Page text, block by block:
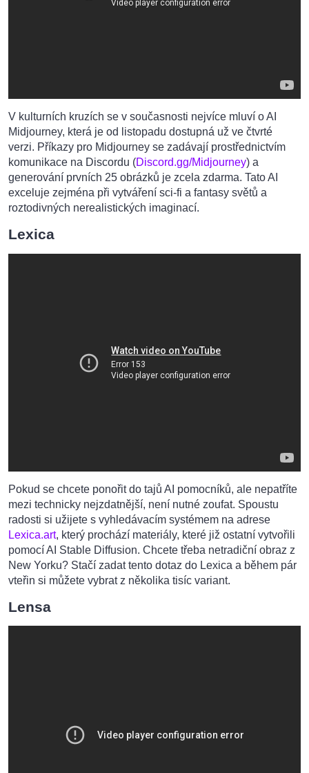
V kulturních kruzích se v současnosti nejvíce mluví o AI
Midjourney, která je od listopadu dostupná už ve čtvrté
verzi. Příkazy pro Midjourney se zadávají prostřednictvím
komunikace na Discordu (Discord.gg/Midjourney) a
generování prvních 25 obrázků je zcela zdarma. Tato AI
exceluje zejména při vytváření sci-fi a fantasy světů a
roztodivných nerealistických imaginací.
Lexica
Pokud se chcete ponořit do tajů AI pomocníků, ale nepatříte
mezi technicky nejzdatnější, není nutné zoufat. Spoustu
radosti si užijete s vyhledávacím systémem na adrese
Lexica.art, který prochází materiály, které již ostatní vytvořili
pomocí AI Stable Diffusion. Chcete třeba netradiční obraz z
New Yorku? Stačí zadat tento dotaz do Lexica a během pár
vteřin si můžete vybrat z několika tisíc variant.
Lensa